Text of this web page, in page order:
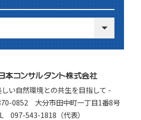
い自然環境との共生を目指して -
0852 大分市田中町一丁目1番8号
097-543-1818（代表）